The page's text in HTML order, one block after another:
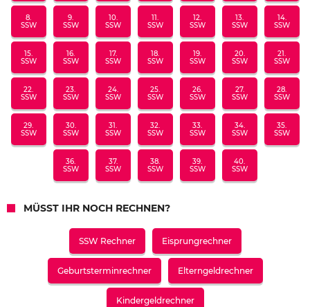
8.
SSW
9.
SSW
10.
SSW
11.
SSW
12.
SSW
13.
SSW
14.
SSW
15.
SSW
16.
SSW
17.
SSW
18.
SSW
19.
SSW
20.
SSW
21.
SSW
22.
SSW
23.
SSW
24.
SSW
25.
SSW
26.
SSW
27.
SSW
28.
SSW
29.
SSW
30.
SSW
31.
SSW
32.
SSW
33.
SSW
34.
SSW
35.
SSW
36.
SSW
37.
SSW
38.
SSW
39.
SSW
40.
SSW
MÜSST IHR NOCH RECHNEN?
SSW Rechner Eisprungrechner
Geburtsterminrechner Elterngeldrechner
Kindergeldrechner